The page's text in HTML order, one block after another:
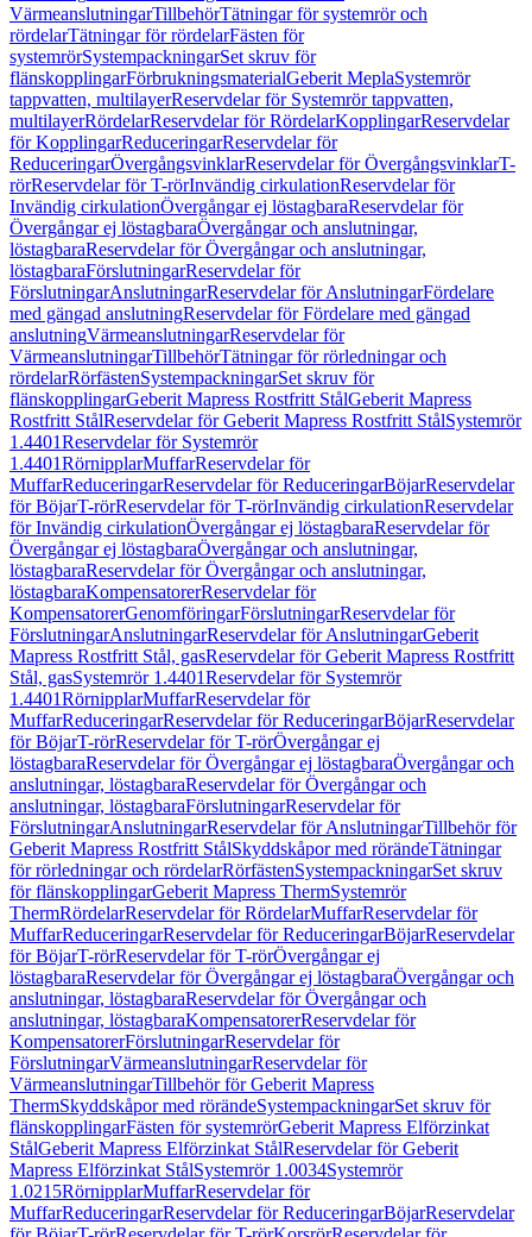
VärmeanslutningarTillbehörTätningar för systemrör och
rördelarTätningar för rördelarFästen för
systemrörSystempackningarSet skruv för
flänskopplingarFörbrukningsmaterialGeberit MeplaSystemrör
tappvatten, multilayerReservdelar för Systemrör tappvatten,
multilayerRördelarReservdelar för RördelarKopplingarReservdelar
för KopplingarReduceringarReservdelar för
ReduceringarÖvergångsvinklarReservdelar för ÖvergångsvinklarT-
rörReservdelar för T-rörInvändig cirkulationReservdelar för
Invändig cirkulationÖvergångar ej löstagbaraReservdelar för
Övergångar ej löstagbaraÖvergångar och anslutningar,
löstagbaraReservdelar för Övergångar och anslutningar,
löstagbaraFörslutningarReservdelar för
FörslutningarAnslutningarReservdelar för AnslutningarFördelare
med gängad anslutningReservdelar för Fördelare med gängad
anslutningVärmeanslutningarReservdelar för
VärmeanslutningarTillbehörTätningar för rörledningar och
rördelarRörfästenSystempackningarSet skruv för
flänskopplingarGeberit Mapress Rostfritt StålGeberit Mapress
Rostfritt StålReservdelar för Geberit Mapress Rostfritt StålSystemrör
1.4401Reservdelar för Systemrör
1.4401RörnipplarMuffarReservdelar för
MuffarReduceringarReservdelar för ReduceringarBöjarReservdelar
för BöjarT-rörReservdelar för T-rörInvändig cirkulationReservdelar
för Invändig cirkulationÖvergångar ej löstagbaraReservdelar för
Övergångar ej löstagbaraÖvergångar och anslutningar,
löstagbaraReservdelar för Övergångar och anslutningar,
löstagbaraKompensatorerReservdelar för
KompensatorerGenomföringarFörslutningarReservdelar för
FörslutningarAnslutningarReservdelar för AnslutningarGeberit
Mapress Rostfritt Stål, gasReservdelar för Geberit Mapress Rostfritt
Stål, gasSystemrör 1.4401Reservdelar för Systemrör
1.4401RörnipplarMuffarReservdelar för
MuffarReduceringarReservdelar för ReduceringarBöjarReservdelar
för BöjarT-rörReservdelar för T-rörÖvergångar ej
löstagbaraReservdelar för Övergångar ej löstagbaraÖvergångar och
anslutningar, löstagbaraReservdelar för Övergångar och
anslutningar, löstagbaraFörslutningarReservdelar för
FörslutningarAnslutningarReservdelar för AnslutningarTillbehör för
Geberit Mapress Rostfritt StålSkyddskåpor med rörändeTätningar
för rörledningar och rördelarRörfästenSystempackningarSet skruv
för flänskopplingarGeberit Mapress ThermSystemrör
ThermRördelarReservdelar för RördelarMuffarReservdelar för
MuffarReduceringarReservdelar för ReduceringarBöjarReservdelar
för BöjarT-rörReservdelar för T-rörÖvergångar ej
löstagbaraReservdelar för Övergångar ej löstagbaraÖvergångar och
anslutningar, löstagbaraReservdelar för Övergångar och
anslutningar, löstagbaraKompensatorerReservdelar för
KompensatorerFörslutningarReservdelar för
FörslutningarVärmeanslutningarReservdelar för
VärmeanslutningarTillbehör för Geberit Mapress
ThermSkyddskåpor med rörändeSystempackningarSet skruv för
flänskopplingarFästen för systemrörGeberit Mapress Elförzinkat
StålGeberit Mapress Elförzinkat StålReservdelar för Geberit
Mapress Elförzinkat StålSystemrör 1.0034Systemrör
1.0215RörnipplarMuffarReservdelar för
MuffarReduceringarReservdelar för ReduceringarBöjarReservdelar